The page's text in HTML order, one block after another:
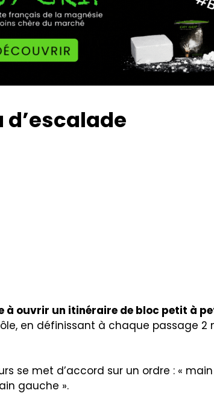
d’escalade
à ouvrir un itinéraire de bloc petit à
en définissant à chaque passage 2
se met d’accord sur un ordre : «
gauche ».